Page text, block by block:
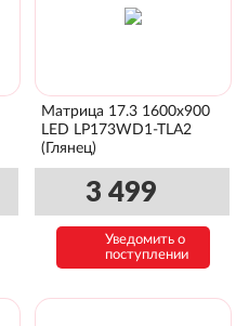
Матрица 17.3 1600x900
LED LP173WD1-TLA2
(Глянец)
3 499
Уведомить о
поступлении